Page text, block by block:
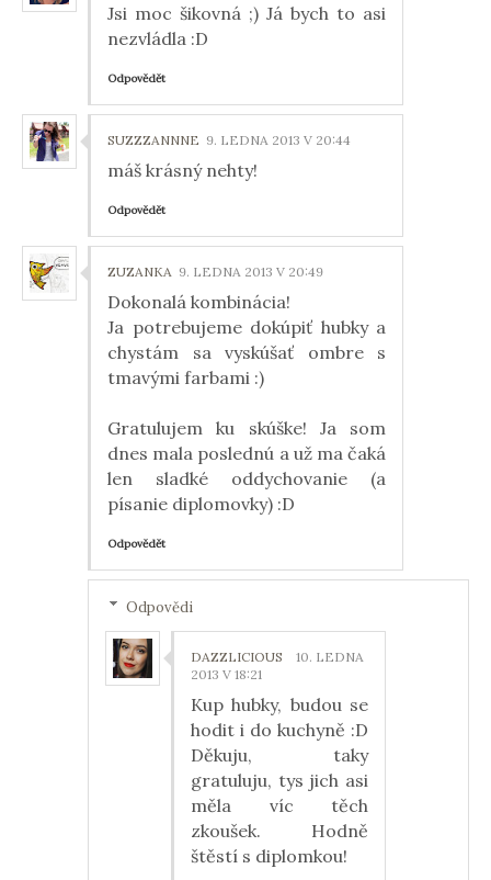
Jsi moc šikovná ;) Já bych to asi
nezvládla :D
Odpovědět
SUZZZANNNE 9. LEDNA 2013 V 20:44
máš krásný nehty!
Odpovědět
ZUZANKA 9. LEDNA 2013 V 20:49
Dokonalá kombinácia!
Ja potrebujeme dokúpiť hubky a
chystám sa vyskúšať ombre s
tmavými farbami :)
Gratulujem ku skúške! Ja som
dnes mala poslednú a už ma čaká
len sladké oddychovanie (a
písanie diplomovky) :D
Odpovědět
Odpovědi
DAZZLICIOUS
10. LEDNA
2013 V 18:21
Kup hubky, budou se
hodit i do kuchyně :D
Děkuju, taky
gratuluju, tys jich asi
měla víc těch
zkoušek. Hodně
štěstí s diplomkou!